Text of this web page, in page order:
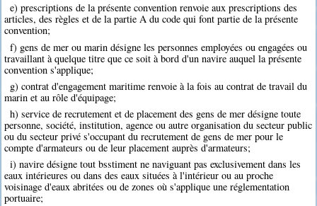
e) prescriptions de la présente convention renvoie aux prescriptions des
articles, des règles et de la partie A du code qui font partie de la présente
convention;
f) gens de mer ou marin désigne les personnes employées ou engagées ou
travaillant à quelque titre que ce soit à bord d'un navire auquel la présente
convention s'applique;
g) contrat d'engagement maritime renvoie à la fois au contrat de travail du
marin et au rôle d'équipage;
h) service de recrutement et de placement des gens de mer désigne toute
personne, société, institution, agence ou autre organisation du secteur public
ou du secteur privé s'occupant du recrutement de gens de mer pour le
compte d'armateurs ou de leur placement auprès d'armateurs;
i) navire désigne tout bsstiment ne naviguant pas exclusivement dans les
eaux intérieures ou dans des eaux situées à l'intérieur ou au proche
voisinage d'eaux abritées ou de zones où s'applique une réglementation
portuaire;